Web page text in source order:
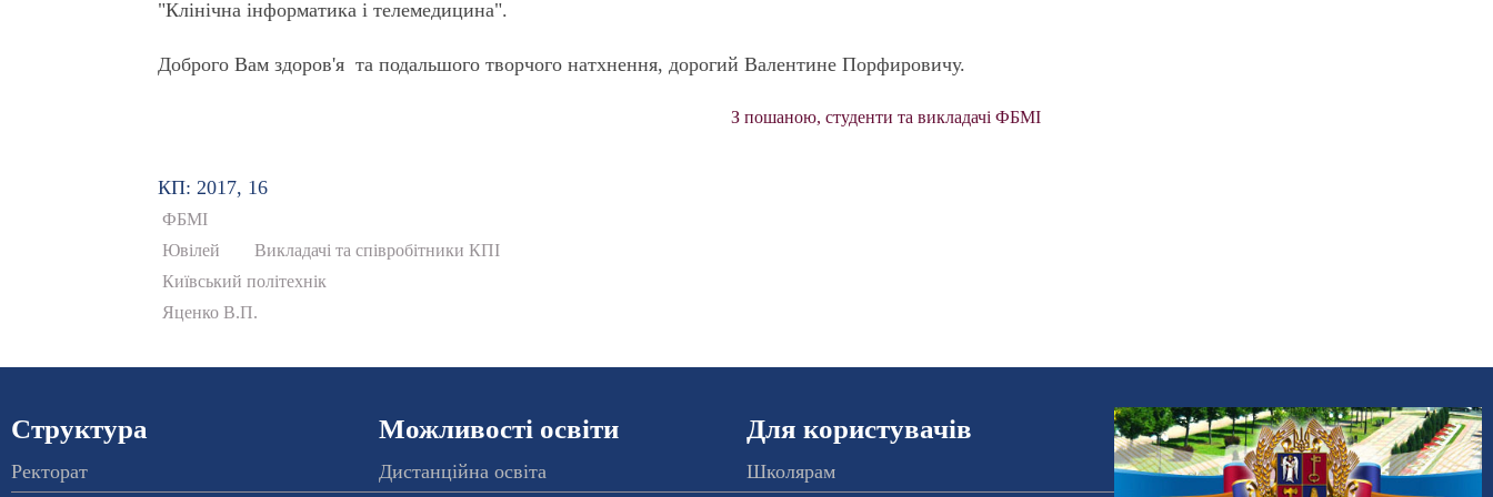
"Клінічна інформатика і телемедицина".
Доброго Вам здоров'я та подальшого творчого натхнення, дорогий Валентине Порфировичу.
З пошаною, студенти та викладачі ФБМІ
КП: 2017, 16
ФБМІ
Ювілей
Викладачі та співробітники КПІ
Київський політехнік
Яценко В.П.
Структура
Ректорат
Можливості освіти
Дистанційна освіта
Для користувачів
Школярам